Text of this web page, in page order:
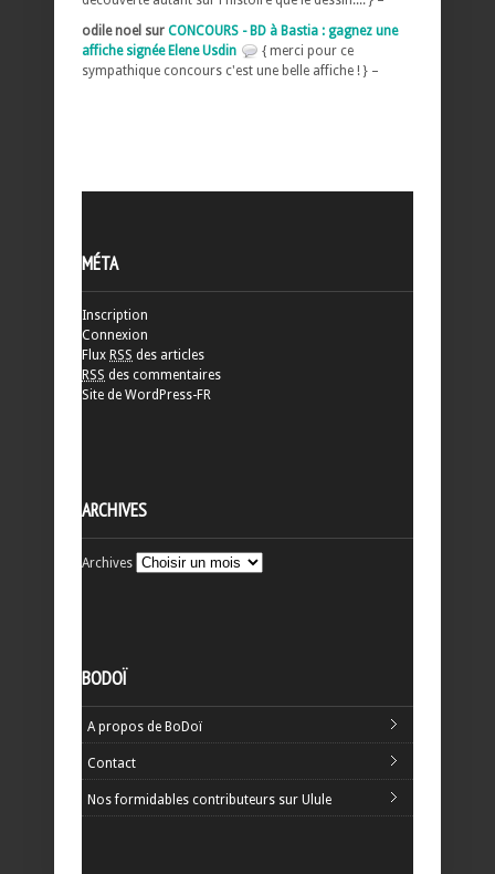
odile noel sur CONCOURS - BD à Bastia : gagnez une
affiche signée Elene Usdin
{ merci pour ce
sympathique concours c'est une belle affiche ! } –
MÉTA
Inscription
Connexion
Flux RSS des articles
RSS des commentaires
Site de WordPress-FR
ARCHIVES
Archives
BODOÏ
A propos de BoDoï
Contact
Nos formidables contributeurs sur Ulule